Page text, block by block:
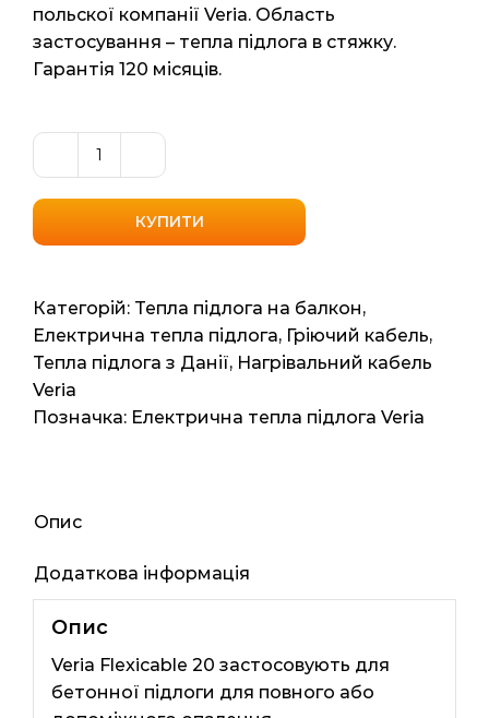
польскої компанії Veria. Область
застосування – тепла підлога в стяжку.
Гарантія 120 місяців.
Нагрівальний
кабель
Veria
Flexicable
(Польша)
1м2
10мп
кількість
КУПИТИ
Категорій: Тепла підлога на балкон,
Електрична тепла підлога, Гріючий кабель,
Тепла підлога з Данії, Нагрівальний кабель
Veria
Позначка: Електрична тепла підлога Veria
Опис
Додаткова інформація
Опис
Veria Flexicable 20 застосовують для
бетонної підлоги для повного або